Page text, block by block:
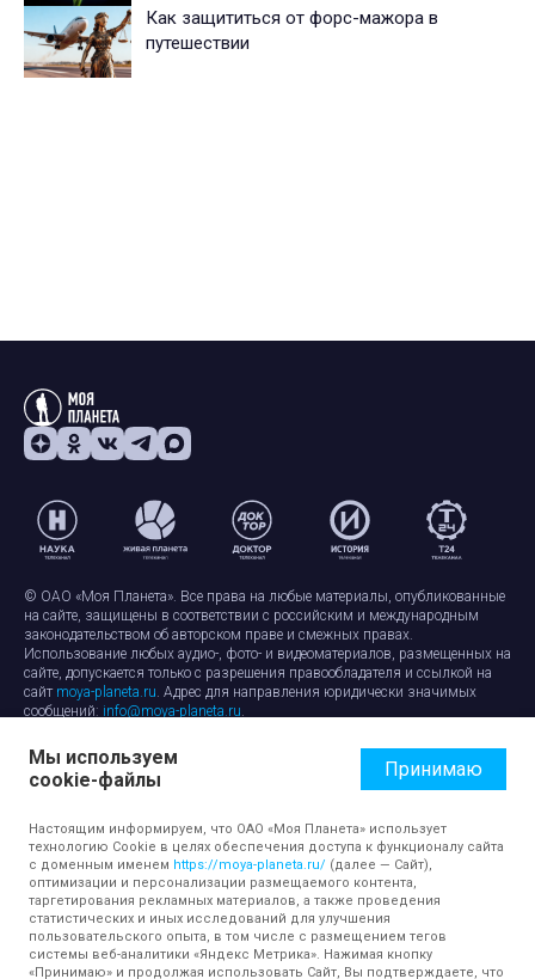
Как защититься от форс-мажора в
путешествии
© ОАО «Моя Планета». Все права на любые материалы, опубликованные
на сайте, защищены в соответствии с российским и международным
законодательством об авторском праве и смежных правах.
Использование любых аудио-, фото- и видеоматериалов, размещенных на
сайте, допускается только с разрешения правообладателя и ссылкой на
сайт moya-planeta.ru. Адрес для направления юридически значимых
сообщений: info@moya-planeta.ru.
Правила сайтаРабота с cookie-файлами
Защита персональных данных
Обработка персональных данных
Мы используем
cookie-файлы
Принимаю
Настоящим информируем, что ОАО «Моя Планета» использует
технологию Cookie в целях обеспечения доступа к функционалу сайта
с доменным именем https://moya-planeta.ru/ (далее — Сайт),
оптимизации и персонализации размещаемого контента,
таргетирования рекламных материалов, а также проведения
статистических и иных исследований для улучшения
пользовательского опыта, в том числе с размещением тегов
системы веб-аналитики «Яндекс Метрика». Нажимая кнопку
«Принимаю» и продолжая использовать Сайт, Вы подтверждаете, что